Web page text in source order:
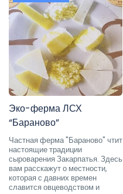
Эко-ферма ЛСХ
“Бараново”
Частная ферма "Бараново" чтит
настоящие традиции
сыроварения Закарпатья. Здесь
вам расскажут о местности,
которая с давних времен
славится овцеводством и